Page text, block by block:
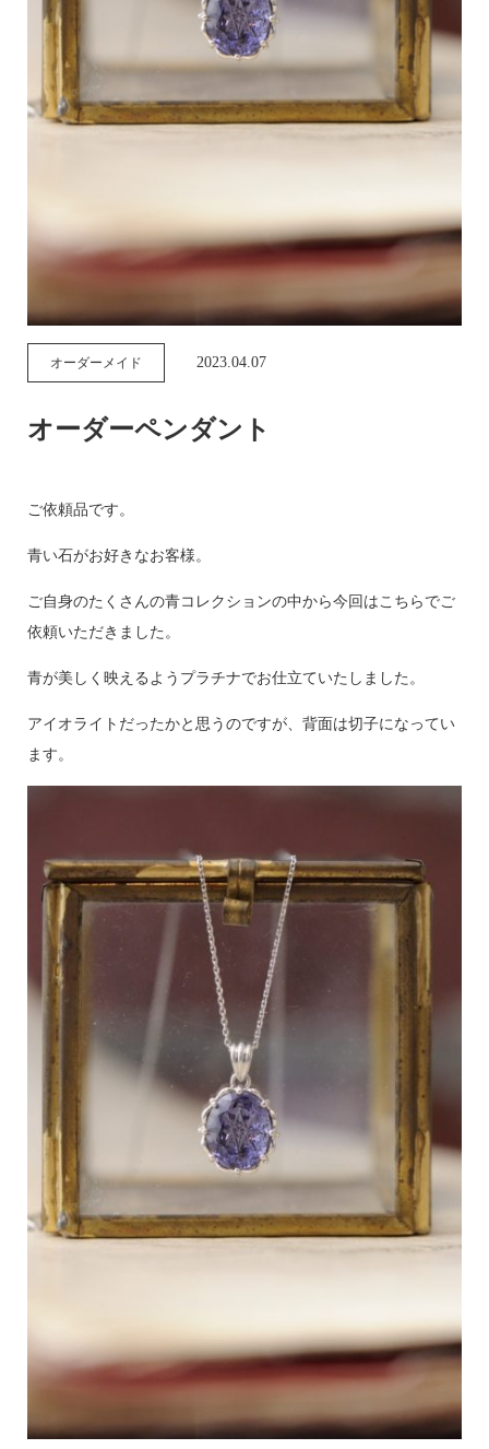
オーダーメイド 2023.04.07
オーダーペンダント
ご依頼品です。
青い石がお好きなお客様。
ご自身のたくさんの青コレクションの中から今回はこちらでご
依頼いただきました。
青が美しく映えるようプラチナでお仕立ていたしました。
アイオライトだったかと思うのですが、背面は切子になってい
ます。